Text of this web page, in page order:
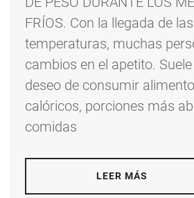
FRÍOS. Con la llegada de
temperaturas, muchas
cambios en el apetito.
deseo de consumir
calóricos, porciones más
comidas
LEER MÁS